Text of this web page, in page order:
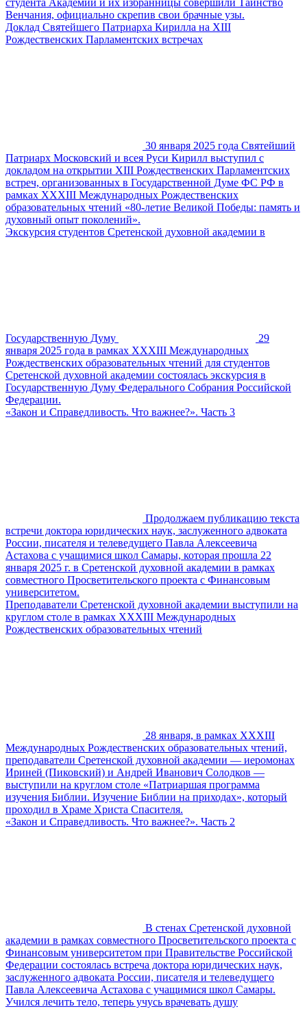
Венчания, официально скрепив свои брачные узы.
Доклад Святейшего Патриарха Кирилла на XIII
Рождественских Парламентских встречах
30 января 2025 года Святейший
Патриарх Московский и всея Руси Кирилл выступил с
докладом на открытии XIII Рождественских Парламентских
встреч, организованных в Государственной Думе ФС РФ в
рамках XХХIII Международных Рождественских
образовательных чтений «80-летие Великой Победы: память и
духовный опыт поколений».
Экскурсия студентов Сретенской духовной академии в
Государственную Думу
29
января 2025 года в рамках XXХIII Международных
Рождественских образовательных чтений для студентов
Сретенской духовной академии состоялась экскурсия в
Государственную Думу Федерального Собрания Российской
Федерации.
«Закон и Справедливость. Что важнее?». Часть 3
Продолжаем публикацию текста
встречи доктора юридических наук, заслуженного адвоката
России, писателя и телеведущего Павла Алексеевича
Астахова с учащимися школ Самары, которая прошла 22
января 2025 г. в Сретенской духовной академии в рамках
совместного Просветительского проекта с Финансовым
университетом.
Преподаватели Сретенской духовной академии выступили на
круглом столе в рамках ХХХIII Международных
Рождественских образовательных чтений
28 января, в рамках ХХХIII
Международных Рождественских образовательных чтений,
преподаватели Сретенской духовной академии — иеромонах
Ириней (Пиковский) и Андрей Иванович Солодков —
выступили на круглом столе «Патриаршая программа
изучения Библии. Изучение Библии на приходах», который
проходил в Храме Христа Спасителя.
«Закон и Справедливость. Что важнее?». Часть 2
В стенах Сретенской духовной
академии в рамках совместного Просветительского проекта с
Финансовым университетом при Правительстве Российской
Федерации состоялась встреча доктора юридических наук,
заслуженного адвоката России, писателя и телеведущего
Павла Алексеевича Астахова с учащимися школ Самары.
Учился лечить тело, теперь учусь врачевать душу